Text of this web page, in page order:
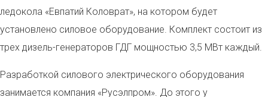
ледокола «Евпатий Коловрат», на котором будет
установлено силовое оборудование. Комплект состоит из
трех дизель-генераторов ГДГ мощностью 3,5 МВт каждый.
Разработкой силового электрического оборудования
занимается компания «Русэлпром». До этого у